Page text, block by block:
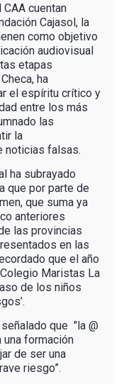
cuentan
Cajasol, la
como objetivo
audiovisual
etapas
ha
el espíritu crítico y
entre los más
las
la
noticias falsas.
ha subrayado
que por parte de
que suma ya
anteriores
las provincias
en las
que el año
Maristas La
de los niños
que "la @
formación
de ser una
riesgo”.